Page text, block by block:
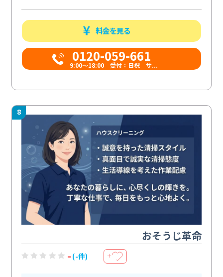
料金を見る
0120-059-661
9:00〜18:00 受付：日祝 サ...
8
おそうじ革命
- (-件) ＋